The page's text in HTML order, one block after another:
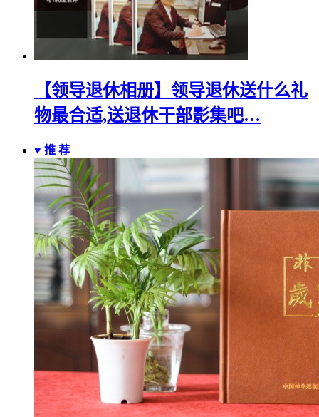
【领导退休相册】领导退休送什么礼
物最合适,送退休干部影集吧…
♥ 推 荐